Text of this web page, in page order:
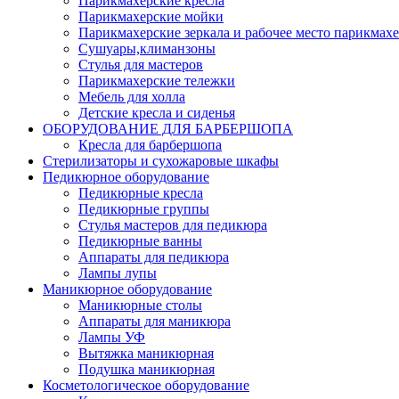
Парикмахерские мойки
Парикмахерские зеркала и рабочее место
Сушуары,климанзоны
Стулья для мастеров
Парикмахерские тележки
Мебель для холла
Детские кресла и сиденья
ОБОРУДОВАНИЕ ДЛЯ БАРБЕРШОПА
Кресла для барбершопа
Стерилизаторы и сухожаровые шкафы
Педикюрное оборудование
Педикюрные кресла
Педикюрные группы
Стулья мастеров для педикюра
Педикюрные ванны
Аппараты для педикюра
Лампы лупы
Маникюрное оборудование
Маникюрные столы
Аппараты для маникюра
Лампы УФ
Вытяжка маникюрная
Подушка маникюрная
Косметологическое оборудование